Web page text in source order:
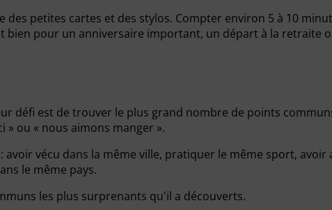
petites cartes et des stylos. Compter environ 5 à 10
pour un anniversaire important, un départ à la retraite
défi est de trouver le plus grand nombre de points
ou « nous aimons manger ».
vécu dans la même ville, pratiquer le même sport, avoir
le même pays.
les plus surprenants qu'il a découverts.